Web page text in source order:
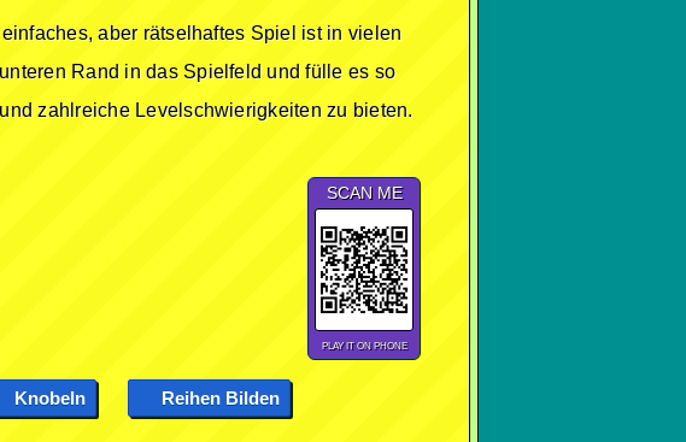
aber rätselhaftes Spiel ist in vielen
Rand in das Spielfeld und fülle es so
zahlreiche Levelschwierigkeiten zu bieten.
SCAN ME
PLAY IT ON PHONE
Knobeln Reihen Bilden